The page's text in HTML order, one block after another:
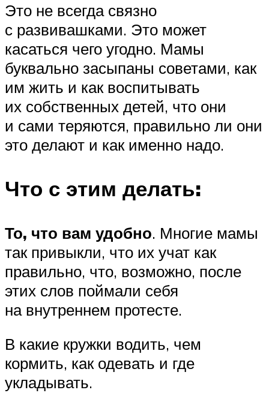
Это не всегда связно
с развивашками. Это может
касаться чего угодно. Мамы
буквально засыпаны советами, как
им жить и как воспитывать
их собственных детей, что они
и сами теряются, правильно ли они
это делают и как именно надо.
Что с этим делать:
То, что вам удобно. Многие мамы
так привыкли, что их учат как
правильно, что, возможно, после
этих слов поймали себя
на внутреннем протесте.
В какие кружки водить, чем
кормить, как одевать и где
укладывать.